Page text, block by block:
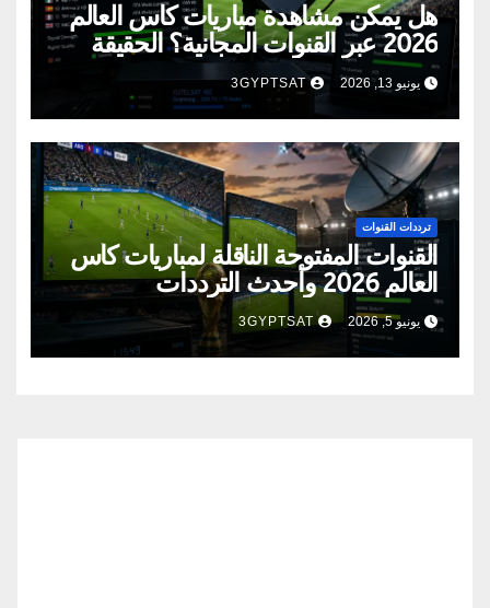
هل يمكن مشاهدة مباريات كأس العالم
2026 عبر القنوات المجانية؟ الحقيقة
الكاملة
يونيو 13, 2026 3GYPTSAT
ترددات القنوات
القنوات المفتوحة الناقلة لمباريات كأس
العالم 2026 وأحدث الترددات
يونيو 5, 2026 3GYPTSAT